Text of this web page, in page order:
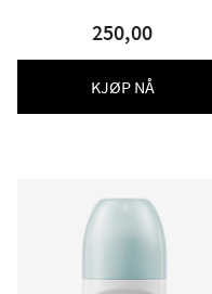
250,00
KJØP NÅ